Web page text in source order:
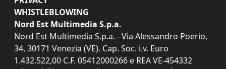
WHISTLEBLOWING
Nord Est Multimedia S.p.a.
Nord Est Multimedia S.p.a. - Via Alessandro Poerio,
34, 30171 Venezia (VE). Cap. Soc. i.v. Euro
1.432.522,00 C.F. 05412000266 e REA VE-454332